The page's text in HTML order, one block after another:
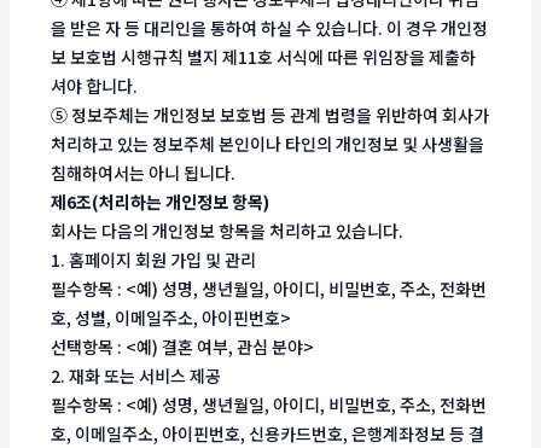
을 받은 자 등 대리인을 통하여 하실 수 있습니다. 이 경우 개인정
보 보호법 시행규칙 별지 제11호 서식에 따른 위임장을 제출하
셔야 합니다.
⑤ 정보주체는 개인정보 보호법 등 관계 법령을 위반하여 회사가
처리하고 있는 정보주체 본인이나 타인의 개인정보 및 사생활을
침해하여서는 아니 됩니다.
제6조(처리하는 개인정보 항목)
회사는 다음의 개인정보 항목을 처리하고 있습니다.
1. 홈페이지 회원 가입 및 관리
필수항목 : <예) 성명, 생년월일, 아이디, 비밀번호, 주소, 전화번
호, 성별, 이메일주소, 아이핀번호>
선택항목 : <예) 결혼 여부, 관심 분야>
2. 재화 또는 서비스 제공
필수항목 : <예) 성명, 생년월일, 아이디, 비밀번호, 주소, 전화번
호, 이메일주소, 아이핀번호, 신용카드번호, 은행계좌정보 등 결